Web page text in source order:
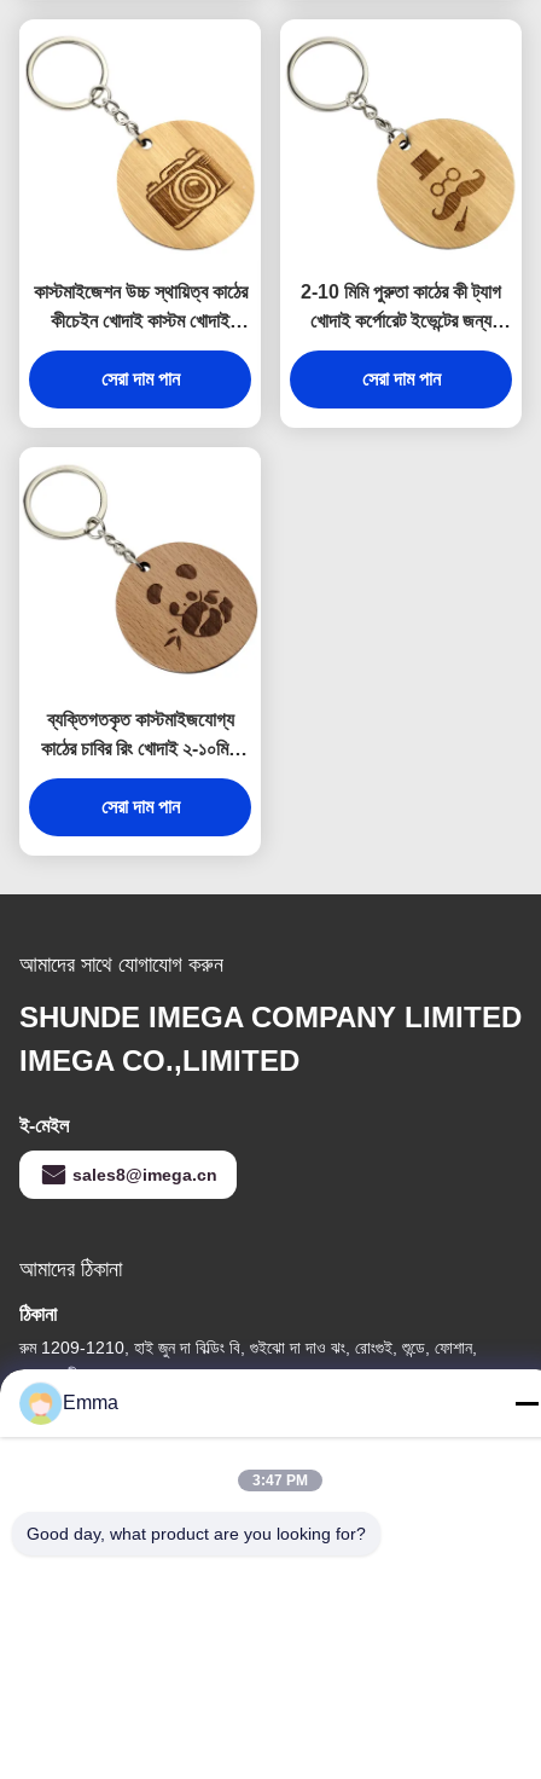
কাস্টমাইজেশন উচ্চ স্থায়িত্ব কাঠের
কীচেইন খোদাই কাস্টম খোদাই
কর্পোরেট ধন্যবাদ উপহার জন্য
সেরা দাম পান
2-10 মিমি পুরুতা কাঠের কী ট্যাগ
খোদাই কর্পোরেট ইভেন্টের জন্য
ব্যক্তিগতকরণ সজ্জা
সেরা দাম পান
ব্যক্তিগতকৃত কাস্টমাইজযোগ্য
কাঠের চাবির রিং খোদাই ২-১০মিমি
পুরুত্ব
সেরা দাম পান
আমাদের সাথে যোগাযোগ করুন
SHUNDE IMEGA COMPANY LIMITED
IMEGA CO.,LIMITED
ই-মেইল
sales8@imega.cn
আমাদের ঠিকানা
ঠিকানা
রুম 1209-1210, হাই জুন দা বিল্ডিং বি, গুইঝো দা দাও ঝং, রোংগুই, শুন্ডে, ফোশান,
গুয়াংডং, চীন
টেল
Emma
3:47 PM
Good day, what product are you looking for?